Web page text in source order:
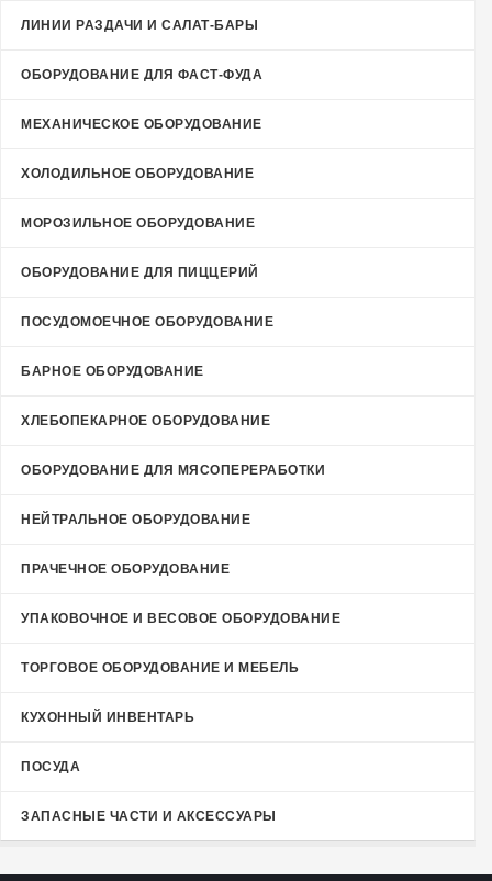
ЛИНИИ РАЗДАЧИ И САЛАТ-БАРЫ
ОБОРУДОВАНИЕ ДЛЯ ФАСТ-ФУДА
МЕХАНИЧЕСКОЕ ОБОРУДОВАНИЕ
ХОЛОДИЛЬНОЕ ОБОРУДОВАНИЕ
МОРОЗИЛЬНОЕ ОБОРУДОВАНИЕ
ОБОРУДОВАНИЕ ДЛЯ ПИЦЦЕРИЙ
ПОСУДОМОЕЧНОЕ ОБОРУДОВАНИЕ
БАРНОЕ ОБОРУДОВАНИЕ
ХЛЕБОПЕКАРНОЕ ОБОРУДОВАНИЕ
ОБОРУДОВАНИЕ ДЛЯ МЯСОПЕРЕРАБОТКИ
НЕЙТРАЛЬНОЕ ОБОРУДОВАНИЕ
ПРАЧЕЧНОЕ ОБОРУДОВАНИЕ
УПАКОВОЧНОЕ И ВЕСОВОЕ ОБОРУДОВАНИЕ
ТОРГОВОЕ ОБОРУДОВАНИЕ И МЕБЕЛЬ
КУХОННЫЙ ИНВЕНТАРЬ
ПОСУДА
ЗАПАСНЫЕ ЧАСТИ И АКСЕССУАРЫ